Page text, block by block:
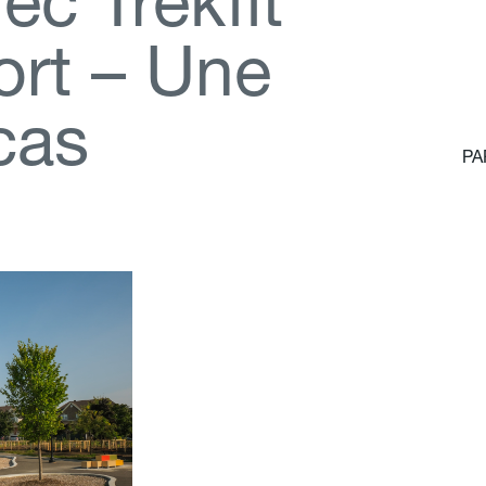
rt – Une
as